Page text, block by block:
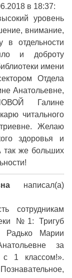
в 18:37:
уровень
внимание,
в отдельности
и доброту
имени
Отдела
Анатольевне,
Галине
читального
Желаю
здоровья и
так же больших
написал(а)
сотрудникам
№1: Тригуб
Радько Марии
за
с 1 классом!».